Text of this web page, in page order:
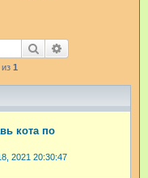
Поиск
из 1
кота по
2021 20:30:47